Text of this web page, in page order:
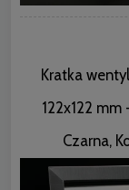
Kratka
122x122
Czarna,